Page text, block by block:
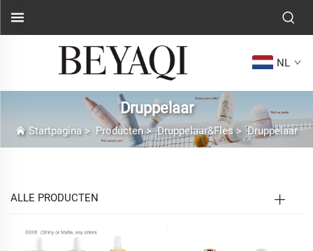
NL
Druppelaar
Startpagina> Producten>Druppelaar&Fles>Druppelaar
ALLE PRODUCTEN